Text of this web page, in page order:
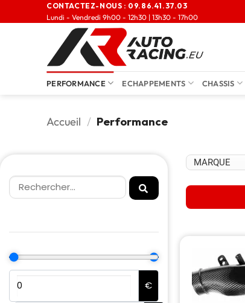
CONTACTEZ-NOUS : 09.86.41.37.03
Lundi - Vendredi 9h00 - 12h30 | 13h30 - 17h00
PERFORMANCE ECHAPPEMENTS CHASSIS
Accueil / Performance
€